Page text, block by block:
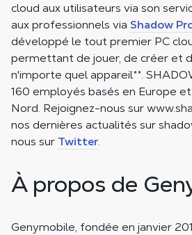
cloud aux utilisateurs via son
aux professionnels via Shadow
développé le tout premier PC
permettant de jouer, de créer et
n'importe quel appareil**.
160 employés basés en Europe
Nord. Rejoignez-nous sur
nos dernières actualités sur
nous sur Twitter.
À propos de
Genymobile, fondée en janvier